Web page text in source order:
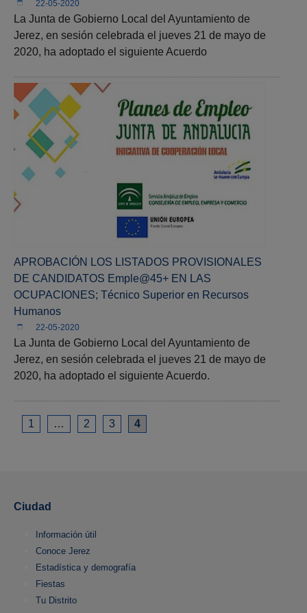
22-05-2020
La Junta de Gobierno Local del Ayuntamiento de
Jerez, en sesión celebrada el jueves 21 de mayo de
2020, ha adoptado el siguiente Acuerdo
APROBACIÓN LOS LISTADOS PROVISIONALES
DE CANDIDATOS Emple@45+ EN LAS
OCUPACIONES; Técnico Superior en Recursos
Humanos
22-05-2020
La Junta de Gobierno Local del Ayuntamiento de
Jerez, en sesión celebrada el jueves 21 de mayo de
2020, ha adoptado el siguiente Acuerdo.
1 … 2 3 4
Ciudad
Información útil
Conoce Jerez
Estadística y demografía
Fiestas
Tu Distrito